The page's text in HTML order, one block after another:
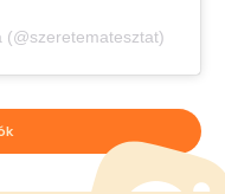
(@szeretematesztat)